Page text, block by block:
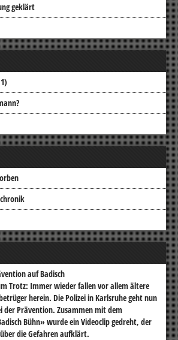
geklärt
auf Badisch
Trotz: Immer wieder fallen vor allem ältere
herein. Die Polizei in Karlsruhe geht nun
der Prävention. Zusammen mit dem
Bühn» wurde ein Videoclip gedreht, der
die Gefahren aufklärt.